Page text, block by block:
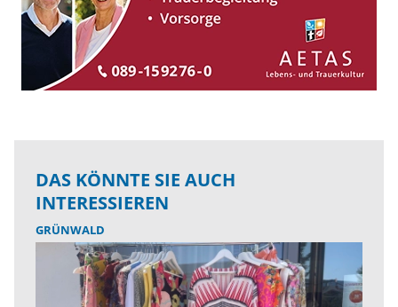
DAS KÖNNTE SIE AUCH
INTERESSIEREN
GRÜNWALD